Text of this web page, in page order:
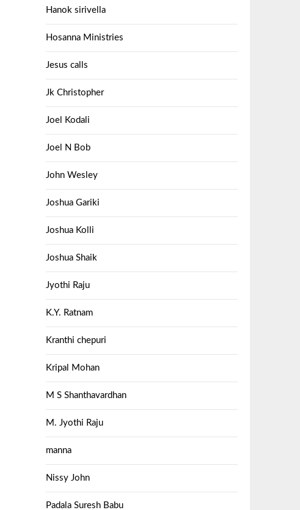
Hanok sirivella
Hosanna Ministries
Jesus calls
Jk Christopher
Joel Kodali
Joel N Bob
John Wesley
Joshua Gariki
Joshua Kolli
Joshua Shaik
Jyothi Raju
K.Y. Ratnam
Kranthi chepuri
Kripal Mohan
M S Shanthavardhan
M. Jyothi Raju
manna
Nissy John
Padala Suresh Babu